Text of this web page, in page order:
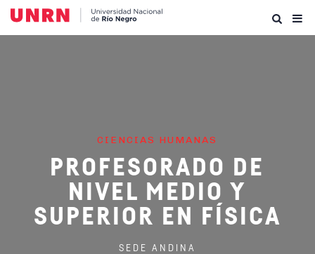
CIENCIAS HUMANAS
PROFESORADO DE
NIVEL MEDIO Y
SUPERIOR EN FÍSICA
SEDE ANDINA